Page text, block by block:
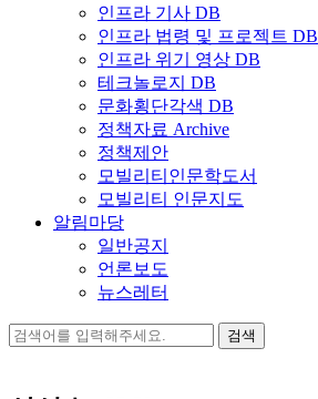
인프라 기사 DB
인프라 법령 및 프로젝트 DB
인프라 위기 영상 DB
테크놀로지 DB
문화횡단각색 DB
정책자료 Archive
정책제안
모빌리티인문학도서
모빌리티 인문지도
알림마당
일반공지
언론보도
뉴스레터
검